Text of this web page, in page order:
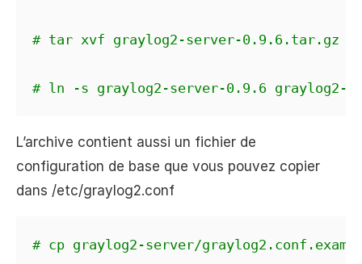
# tar xvf graylog2-server-0.9.6.tar.gz
# ln -s graylog2-server-0.9.6 graylog2-
L’archive contient aussi un fichier de
configuration de base que vous pouvez copier
dans /etc/graylog2.conf
# cp graylog2-server/